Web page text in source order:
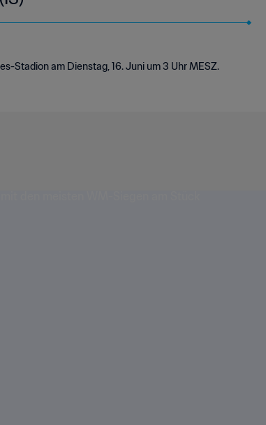
Stadion am Dienstag, 16. Juni um 3 Uhr MESZ.